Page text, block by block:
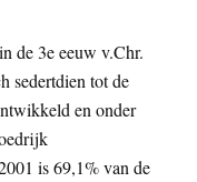
de 3e eeuw v.Chr.
sedertdien tot de
en onder
is 69,1% van de